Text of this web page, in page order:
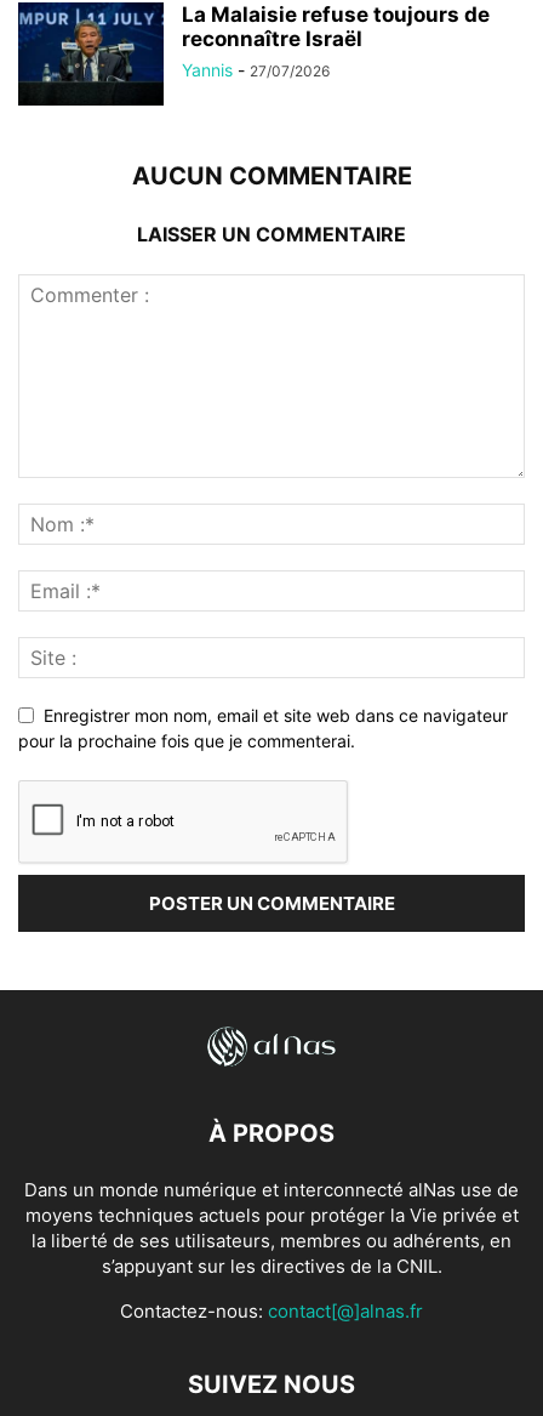
La Malaisie refuse toujours de
reconnaître Israël
Yannis - 27/07/2026
AUCUN COMMENTAIRE
LAISSER UN COMMENTAIRE
Enregistrer mon nom, email et site web dans ce navigateur
pour la prochaine fois que je commenterai.
À PROPOS
Dans un monde numérique et interconnecté alNas use de
moyens techniques actuels pour protéger la Vie privée et
la liberté de ses utilisateurs, membres ou adhérents, en
s’appuyant sur les directives de la CNIL.
Contactez-nous: contact[@]alnas.fr
SUIVEZ NOUS